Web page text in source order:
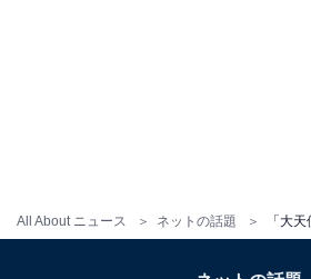
All About ニュース ネットの話題